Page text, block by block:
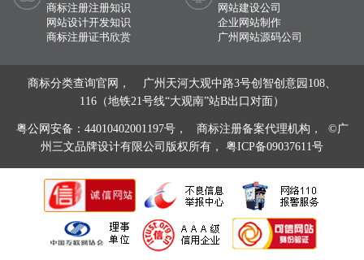
商标注册注册知识
网站设计开发知识
商标注册证书欣赏
网站建设公司
企业网站制作
广州网站源码公司
商标分类查询官网， 广州天河大观中路3号创智创意园108、
116（地铁21号线“大观南”站B出口对面）
粤公网安备：44010402001197号，
商标注册备案代理机构， ©广
州三文品牌设计有限公司版权所有， 粤ICP备09037611号